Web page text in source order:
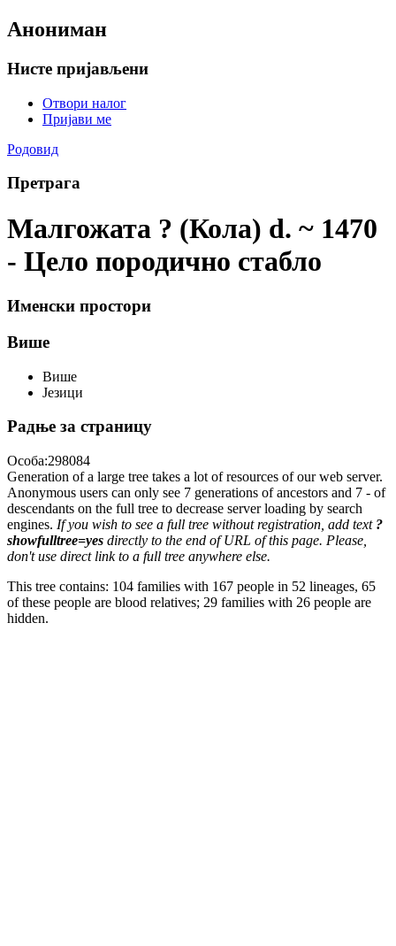
Анониман
Нисте пријављени
Отвори налог
Пријави ме
Родовид
Претрага
Малгожата ? (Кола) d. ~ 1470
- Цело породично стабло
Именски простори
Више
Више
Језици
Радње за страницу
Особа:298084
Generation of a large tree takes a lot of resources of our web server.
Anonymous users can only see 7 generations of ancestors and 7 - of
descendants on the full tree to decrease server loading by search
engines. If you wish to see a full tree without registration, add text ?
showfulltree=yes directly to the end of URL of this page. Please,
don't use direct link to a full tree anywhere else.
This tree contains: 104 families with 167 people in 52 lineages, 65
of these people are blood relatives; 29 families with 26 people are
hidden.